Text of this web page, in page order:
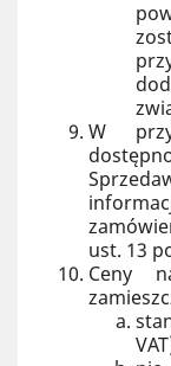
W
ust. 13
Ceny